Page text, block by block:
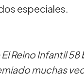
especiales.
Reino Infantil
muchas